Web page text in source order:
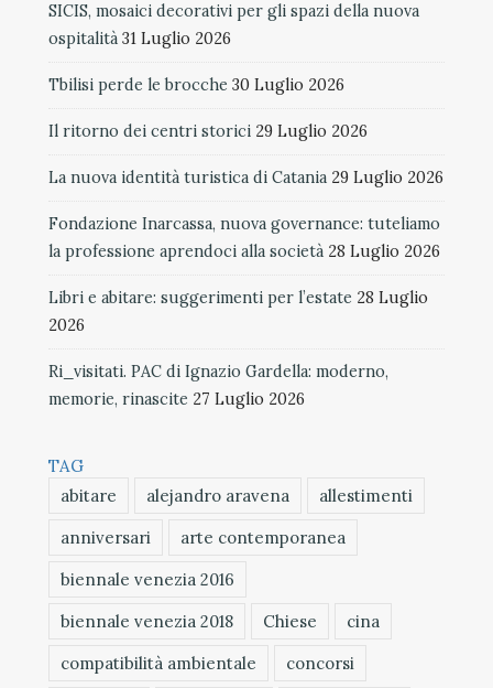
SICIS, mosaici decorativi per gli spazi della nuova
ospitalità 31 Luglio 2026
Tbilisi perde le brocche 30 Luglio 2026
Il ritorno dei centri storici 29 Luglio 2026
La nuova identità turistica di Catania 29 Luglio 2026
Fondazione Inarcassa, nuova governance: tuteliamo
la professione aprendoci alla società 28 Luglio 2026
Libri e abitare: suggerimenti per l’estate 28 Luglio
2026
Ri_visitati. PAC di Ignazio Gardella: moderno,
memorie, rinascite 27 Luglio 2026
TAG
abitare
alejandro aravena
allestimenti
anniversari
arte contemporanea
biennale venezia 2016
biennale venezia 2018
Chiese
cina
compatibilità ambientale
concorsi